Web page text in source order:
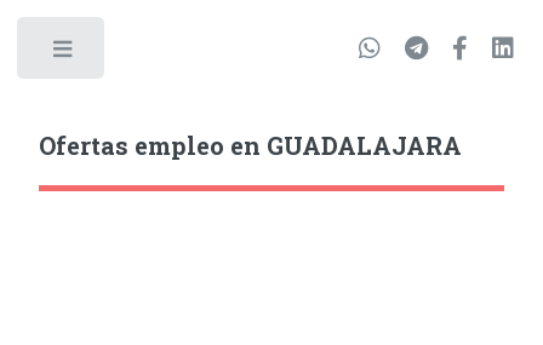
Ofertas empleo en GUADALAJARA